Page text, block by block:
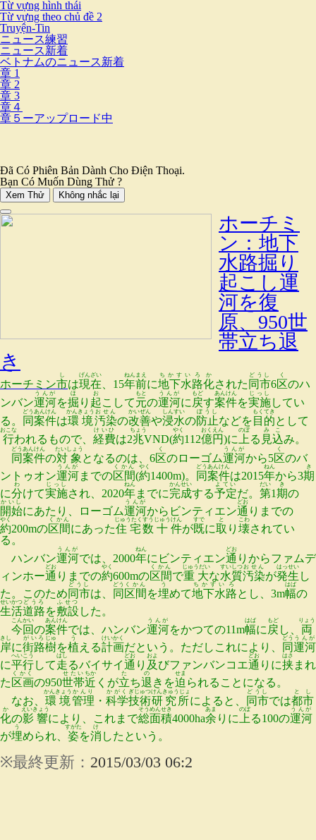
Từ vựng hình thái
Từ vựng theo chủ đề 2
Truyện-Tin
ニュース練習
ニュース新着
ベトナムのニュース新着
章 1
章 2
章 3
章４
章５ーアップロード中
Đã Có Phiên Bản Dành Cho Điện Thoại.
Bạn Có Muốn Dùng Thử ?
Xem Thử Không nhắc lại
ホーチミ
ン：地下
水路掘り
起こし運
河を復
原、950世
帯立ち退
き
ホーチミン市
し
は現在
げんざい
、15年
ねん
前
まえ
に地下水
ちかすい
路
ろ
化
か
された 同市
どうし
6区
く
のハ
ンバン運河
うんが
を掘
ほ
り 起
お
こして元
もと
の運河
うんが
に 戻
もど
す案件
あんけん
を実施
じっし
してい
る。
同
どう
案件
あんけん
は環境
かんきょう
汚染
おせん
の改善
かいぜん
や浸水
しんすい
の防止
ぼうし
などを 目的
もくてき
として
行
おこな
われるもので、 経費
けいひ
は2兆
ちょう
VND(約
やく
112億
おく
円
えん
)に 上
のぼ
る 見込
みこ
み。
同
どう
案件
あんけん
の対象
たいしょう
となるのは、6区
く
のローゴム運河
うんが
から5区
く
のバ
ントゥオン運河
うんが
までの区間
くかん
(約
やく
1400m)。 同
どう
案件
あんけん
は2015年
ねん
から3期
き
に分
わ
けて実施
じっし
され、2020年
ねん
までに完成
かんせい
する予定
よてい
だ。 第
だい
1期
き
の
開始
かいし
にあたり、ローゴム運河
うんが
からビンティエン通
どお
りまでの
約
やく
200mの区間
くかん
にあった住宅
じゅうたく
数
すう
十
じゅう
件
けん
が既
すで
に取
と
り 壊
こわ
されてい
る。
ハンバン運河
うんが
では、2000年
ねん
にビンティエン通
どお
りからファムデ
ィンホー通
どお
りまでの約
やく
600mの区間
くかん
で重大
じゅうだい
な水質
すいしつ
汚染
おせん
が発生
はっせい
し
た。このため同市
どうし
は、 同
どう
区間
くかん
を埋
う
めて地下水
ちかすい
路
ろ
とし、3m幅
はば
の
生活
せいかつ
道路
どうろ
を敷設
ふせつ
した。
今回
こんかい
の案件
あんけん
では、ハンバン運河
うんが
をかつての11m幅
はば
に 戻
もど
し、 両
りょう
岸
きし
に街路
がいろ
樹
じゅ
を植
う
える計画
けいかく
だという。ただしこれにより、 同
どう
運河
うんが
に平行
へいこう
して走
はし
るバイサイ通
どお
り 及
およ
びファンバンコエ通
どお
りに挟
はさ
まれ
た 区画
くかく
の950世帯
せたい
近
ちか
くが立
た
ち退
の
きを迫
せま
られることになる。
なお、 環境
かんきょう
管理
かんり
・ 科学
かがく
技術
ぎじゅつ
研究所
けんきゅうじょ
によると、 同市
どうし
では都市
とし
化
か
の影響
えいきょう
により、これまで総
そう
面積
めんせき
4000ha余
あま
りに 上
のぼ
る100の運河
うんが
が埋
う
められ、 姿
すがた
を消
け
したという。
※最終更新 ： 2015/03/03 06:2